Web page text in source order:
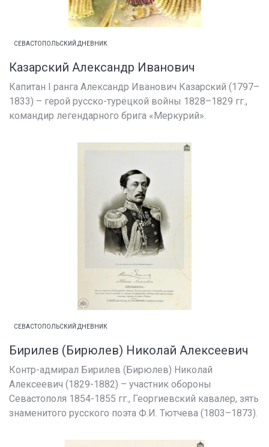
СЕВАСТОПОЛЬСКИЙ ДНЕВНИК
Казарский Александр Иванович
Капитан I ранга Александр Иванович Казарский (1797–
1833) – герой русско-турецкой войны 1828–1829 гг.,
командир легендарного брига «Меркурий».
СЕВАСТОПОЛЬСКИЙ ДНЕВНИК
Бирилев (Бирюлев) Николай Алексеевич
Контр-адмирал Бирилев (Бирюлев) Николай
Алексеевич (1829-1882) – участник обороны
Севастополя 1854-1855 гг., Георгиевский кавалер, зять
знаменитого русского поэта Ф.И. Тютчева (1803–1873).